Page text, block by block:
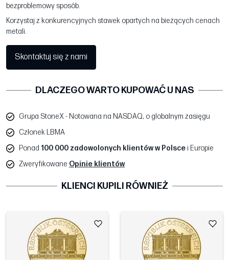
bezproblemowy sposób.
Korzystaj z konkurencyjnych stawek opartych na bieżących cenach
metali.
Skontaktuj się z nami
DLACZEGO WARTO KUPOWAĆ U NAS
Grupa StoneX - Notowana na NASDAQ, o globalnym zasięgu
Członek LBMA
Ponad 100 000 zadowolonych klientów w Polscei Europie
Zweryfikowane Opinie klientów
KLIENCI KUPILI RÓWNIEŻ